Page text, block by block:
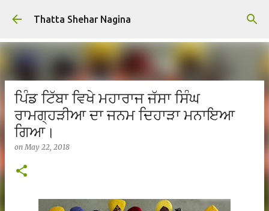
Skip to main content
Thatta Shehar Nagina
ਪਿੰਡ ਟਿੱਬਾ ਵਿਖੇ ਮਹਾਰਾਜ ਜੱਸਾ ਸਿੰਘ
ਰਾਮਗ੍ਹੜੀਆ ਦਾ ਜਨਮ ਦਿਹਾੜਾ ਮਨਾਇਆ
ਗਿਆ।
onMay 22, 2018